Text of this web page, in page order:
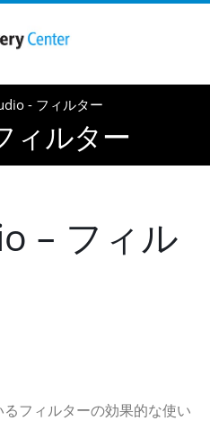
- フィルター
ィルター
– フィル
フィルターの効果的な使い